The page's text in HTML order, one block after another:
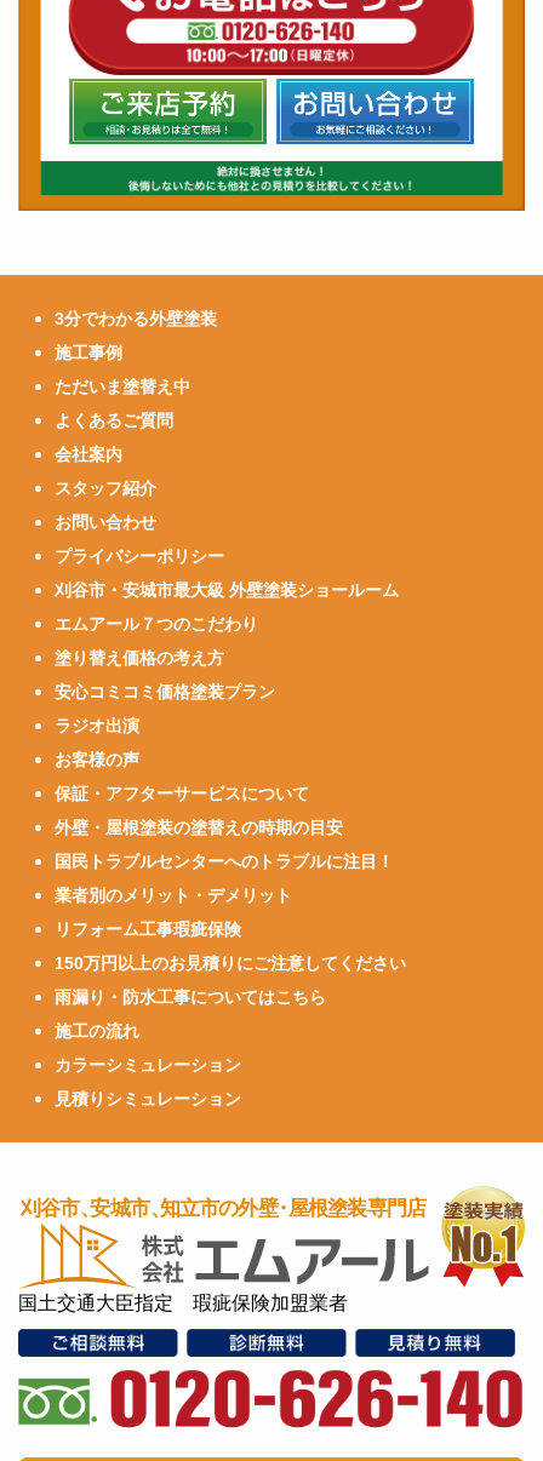
3分でわかる外壁塗装
施工事例
ただいま塗替え中
よくあるご質問
会社案内
スタッフ紹介
お問い合わせ
プライバシーポリシー
刈谷市・安城市最大級 外壁塗装ショールーム
エムアール７つのこだわり
塗り替え価格の考え方
安心コミコミ価格塗装プラン
ラジオ出演
お客様の声
保証・アフターサービスについて
外壁・屋根塗装の塗替えの時期の目安
国民トラブルセンターへのトラブルに注目！
業者別のメリット・デメリット
リフォーム工事瑕疵保険
150万円以上のお見積りにご注意してください
雨漏り・防水工事についてはこちら
施工の流れ
カラーシミュレーション
見積りシミュレーション
国土交通大臣指定 瑕疵保険加盟業者